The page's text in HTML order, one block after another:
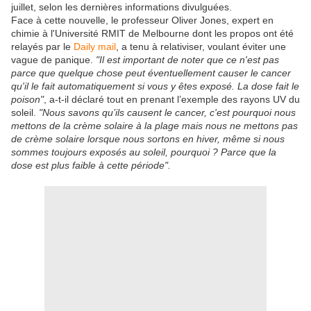
juillet, selon les dernières informations divulguées.
Face à cette nouvelle, le professeur Oliver Jones, expert en
chimie à l'Université RMIT de Melbourne dont les propos ont été
relayés par le Daily mail , a tenu à relativiser, voulant éviter une
vague de panique. "Il est important de noter que ce n'est pas
parce que quelque chose peut éventuellement causer le cancer
qu'il le fait automatiquement si vous y êtes exposé. La dose fait le
poison", a-t-il déclaré tout en prenant l’exemple des rayons UV du
soleil. "Nous savons qu’ils causent le cancer, c'est pourquoi nous
mettons de la crème solaire à la plage mais nous ne mettons pas
de crème solaire lorsque nous sortons en hiver, même si nous
sommes toujours exposés au soleil, pourquoi ? Parce que la
dose est plus faible à cette période".